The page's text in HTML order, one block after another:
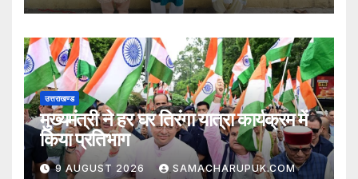
उत्तराखण्ड
मुख्यमंत्री ने हर घर तिरंगा यात्रा कार्यक्रम में
किया प्रतिभाग
9 AUGUST 2026 SAMACHARUPUK.COM